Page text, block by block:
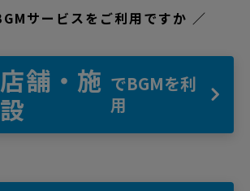
サービスをご利用ですか ／
店舗・施
設
でBGMを利
用